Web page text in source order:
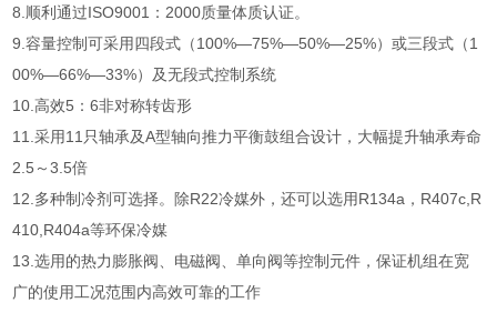
8.顺利通过ISO9001：2000质量体质认证。
9.容量控制可采用四段式（100%—75%—50%—25%）或三段式（1
00%—66%—33%）及无段式控制系统
10.高效5：6非对称转齿形
11.采用11只轴承及A型轴向推力平衡鼓组合设计，大幅提升轴承寿命
2.5～3.5倍
12.多种制冷剂可选择。除R22冷媒外，还可以选用R134a，R407c,R
410,R404a等环保冷媒
13.选用的热力膨胀阀、电磁阀、单向阀等控制元件，保证机组在宽
广的使用工况范围内高效可靠的工作